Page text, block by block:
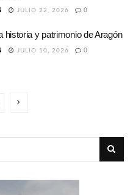
JULIO 22, 2026 0
historia y patrimonio de Aragón
JULIO 10, 2026 0